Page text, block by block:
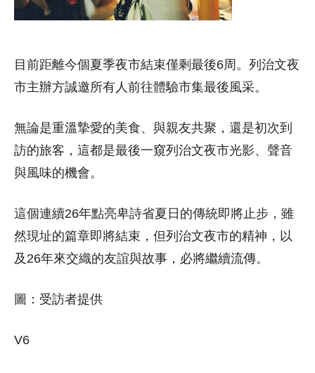
目前距離今個夏季夜市結束僅剩最後6周。列治文夜
市主辦方誠邀所有人前往體驗市集最後風采。
無論是重溫摯愛的美食、與親友共聚，還是初次到
訪的旅客，這都是最後一窺列治文夜市光影、聲音
與風味的機會。
這個連續26年點亮卑詩省夏日的傳統即將止步，雖
然現址的篇章即將結束，但列治文夜市的精神，以
及26年來交織的友誼與故事，必將繼續流傳。
圖：受訪者提供
V6